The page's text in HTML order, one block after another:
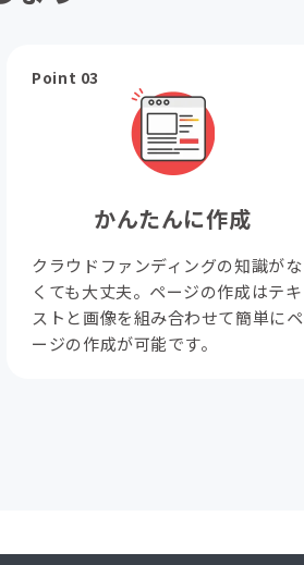
Point 03
かんたんに作成
クラウドファンディングの知識がな
くても大丈夫。ページの作成はテキ
ストと画像を組み合わせて簡単にペ
ージの作成が可能です。